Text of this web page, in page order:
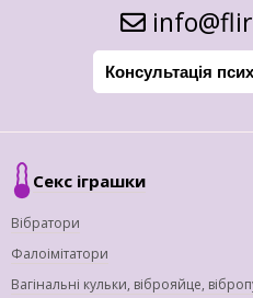
Консультація
Секс іграшки
Вібратори
Фалоімітатори
Вагінальні кульки, віброяйце,